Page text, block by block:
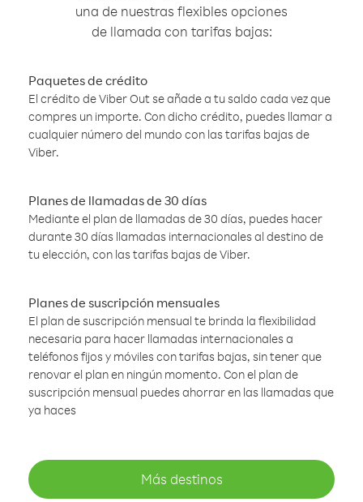
una de nuestras flexibles opciones
de llamada con tarifas bajas:
Paquetes de crédito
El crédito de Viber Out se añade a tu saldo cada vez que
compres un importe. Con dicho crédito, puedes llamar a
cualquier número del mundo con las tarifas bajas de
Viber.
Planes de llamadas de 30 días
Mediante el plan de llamadas de 30 días, puedes hacer
durante 30 días llamadas internacionales al destino de
tu elección, con las tarifas bajas de Viber.
Planes de suscripción mensuales
El plan de suscripción mensual te brinda la flexibilidad
necesaria para hacer llamadas internacionales a
teléfonos fijos y móviles con tarifas bajas, sin tener que
renovar el plan en ningún momento. Con el plan de
suscripción mensual puedes ahorrar en las llamadas que
ya haces
Más destinos